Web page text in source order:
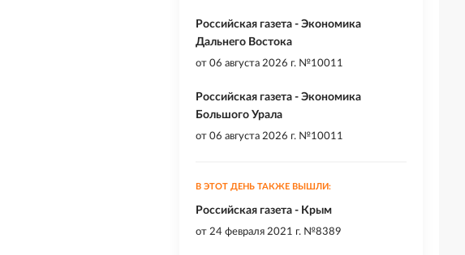
Российская газета - Экономика
Дальнего Востока
от 06 августа 2026 г. №10011
Российская газета - Экономика
Большого Урала
от 06 августа 2026 г. №10011
В ЭТОТ ДЕНЬ ТАКЖЕ ВЫШЛИ:
Российская газета - Крым
от 24 февраля 2021 г. №8389